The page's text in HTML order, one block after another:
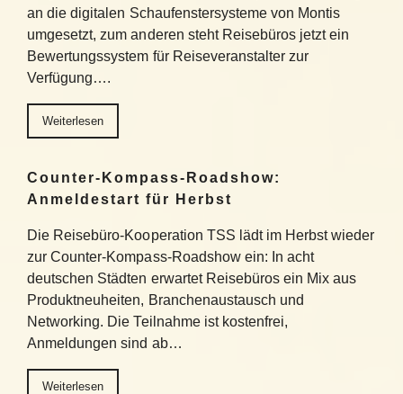
an die digitalen Schaufenstersysteme von Montis
umgesetzt, zum anderen steht Reisebüros jetzt ein
Bewertungssystem für Reiseveranstalter zur
Verfügung….
Weiterlesen
Counter-Kompass-Roadshow:
Anmeldestart für Herbst
Die Reisebüro-Kooperation TSS lädt im Herbst wieder
zur Counter-Kompass-Roadshow ein: In acht
deutschen Städten erwartet Reisebüros ein Mix aus
Produktneuheiten, Branchenaustausch und
Networking. Die Teilnahme ist kostenfrei,
Anmeldungen sind ab…
Weiterlesen